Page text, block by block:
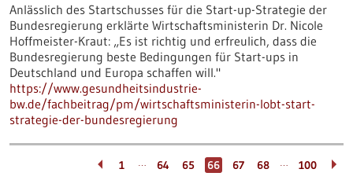
Anlässlich des Startschusses für die Start-up-Strategie der
Bundesregierung erklärte Wirtschaftsministerin Dr. Nicole
Hoffmeister-Kraut: „Es ist richtig und erfreulich, dass die
Bundesregierung beste Bedingungen für Start-ups in
Deutschland und Europa schaffen will."
https://www.gesundheitsindustrie-
bw.de/fachbeitrag/pm/wirtschaftsministerin-lobt-start-
strategie-der-bundesregierung
1 … 64 65 66 67 68 … 100